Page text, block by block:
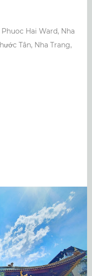
Hai Ward, Nha
Tân, Nha Trang,